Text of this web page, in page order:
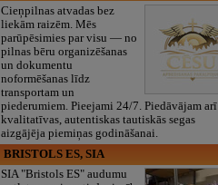
Cieņpilnas atvadas bez
liekām raizēm. Mēs
parūpēsimies par visu — no
pilnas bēru organizēšanas
un dokumentu
noformēšanas līdz
transportam un
piederumiem. Pieejami 24/7. Piedāvājam arī
kvalitatīvas, autentiskas tautiskās segas
aizgājēja piemiņas godināšanai.
BRISTOLS ES, SIA
SIA "Bristols ES" audumu